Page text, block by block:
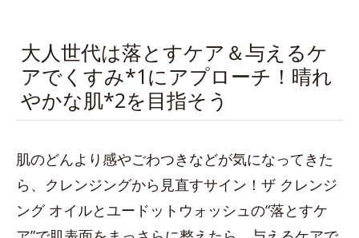
大人世代は落とすケア＆与えるケ
アでくすみ*1にアプローチ！晴れ
やかな肌*2を目指そう
肌のどんより感やごわつきなどが気になってきた
ら、クレンジングから見直すサイン！ザ クレンジ
ング オイルとユードットウォッシュの“落とすケ